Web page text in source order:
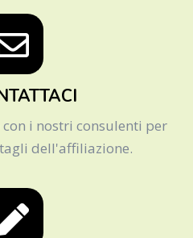
i nostri consulenti per
dell'affiliazione.